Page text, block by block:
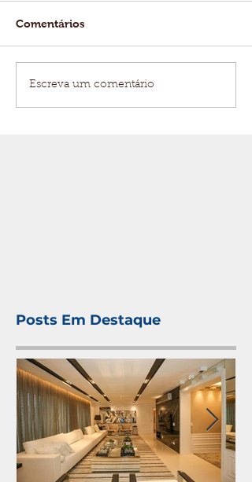
Comentários
Escreva um comentário
Posts Em Destaque